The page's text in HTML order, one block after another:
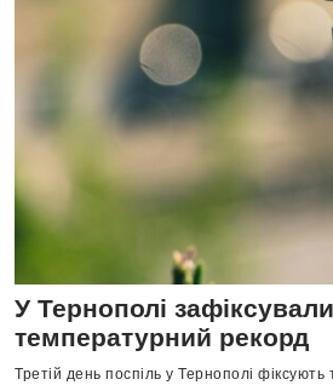
У Тернополі
температурний рекорд
Третій день поспіль у Тернополі